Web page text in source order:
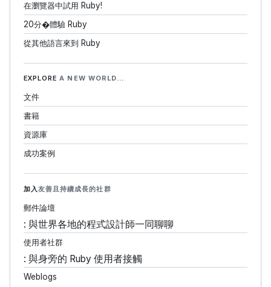
在瀏覽器中試用 Ruby!
20分�體驗 Ruby
從其他語言來到 Ruby
EXPLORE A NEW WORLD…
文件
書籍
資源庫
成功案例
加入 友善且持續成長的社群
郵件論壇
: 與世界各地的程式設計師一同聊聊
使用者社群
: 與身旁的 Ruby 使用者接觸
Weblogs